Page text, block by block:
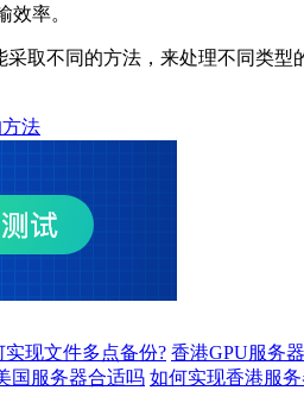
率。
不同的方法，来处理不同类型
法
现文件多点备份? 香港GPU服务
国服务器合适吗 如何实现香港服